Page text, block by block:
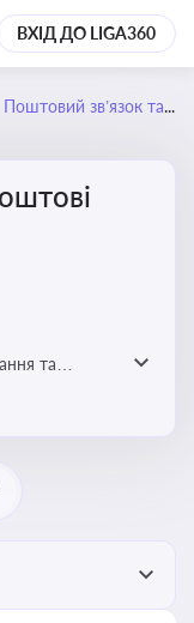
ВХІД ДО LIGA360
Поштовий зв’язок та поштові послуги
та
що
Для
і